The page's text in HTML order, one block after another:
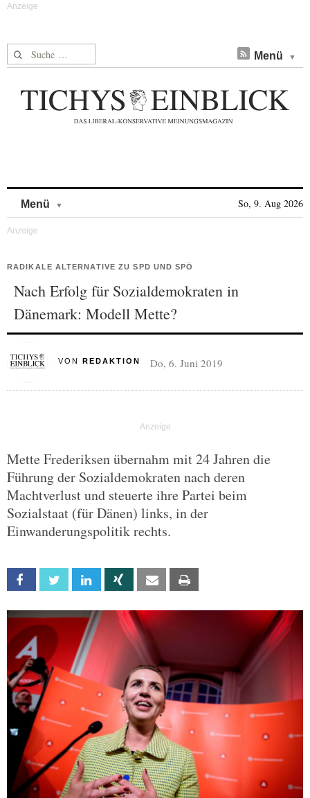
Suche nach: Menü
Menü So, 9. Aug 2026
RADIKALE ALTERNATIVE ZU SPD UND SPÖ
Nach Erfolg für Sozialdemokraten in
Dänemark: Modell Mette?
VON REDAKTION Do, 6. Juni 2019
Mette Frederiksen übernahm mit 24 Jahren die
Führung der Sozialdemokraten nach deren
Machtverlust und steuerte ihre Partei beim
Sozialstaat (für Dänen) links, in der
Einwanderungspolitik rechts.
Facebook Twitter Linkedin Xing Email